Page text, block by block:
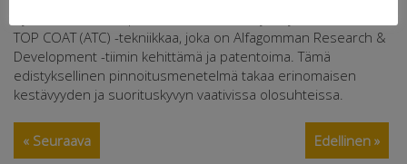
TOP COAT (ATC) -tekniikkaa, joka on Alfagomman Research &
Development -tiimin kehittämä ja patentoima. Tämä
edistyksellinen pinnoitusmenetelmä takaa erinomaisen
kestävyyden ja suorituskyvyn vaativissa olosuhteissa.
Edellinen »
« Seuraava